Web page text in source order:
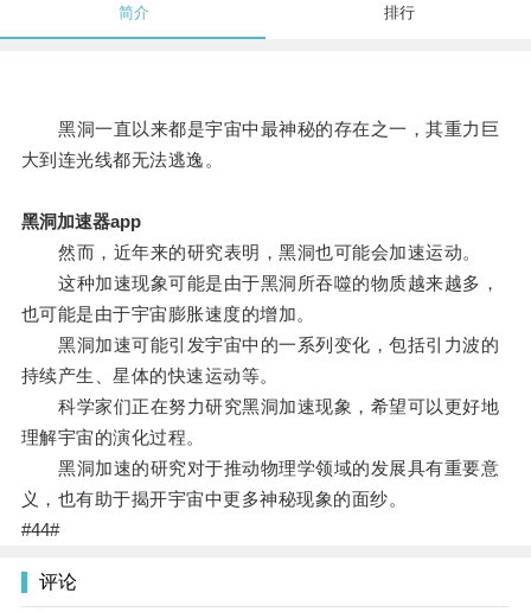
简介 排行
黑洞一直以来都是宇宙中最神秘的存在之一，其重力巨
大到连光线都无法逃逸。
黑洞加速器app
然而，近年来的研究表明，黑洞也可能会加速运动。
这种加速现象可能是由于黑洞所吞噬的物质越来越多，
也可能是由于宇宙膨胀速度的增加。
黑洞加速可能引发宇宙中的一系列变化，包括引力波的
持续产生、星体的快速运动等。
科学家们正在努力研究黑洞加速现象，希望可以更好地
理解宇宙的演化过程。
黑洞加速的研究对于推动物理学领域的发展具有重要意
义，也有助于揭开宇宙中更多神秘现象的面纱。
#44#
评论